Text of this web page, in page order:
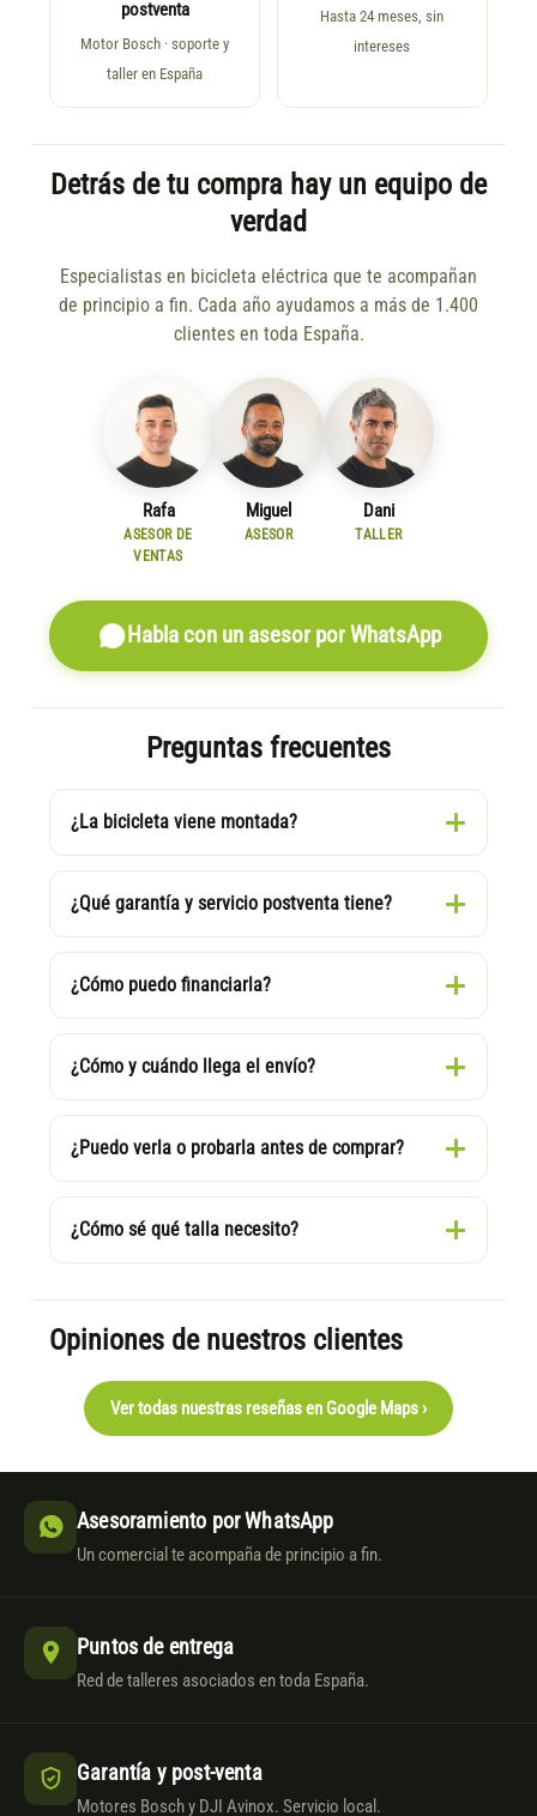
postventa
Motor Bosch · soporte y
taller en España
Hasta 24 meses, sin
intereses
Detrás de tu compra hay un equipo de
verdad
Especialistas en bicicleta eléctrica que te acompañan
de principio a fin. Cada año ayudamos a más de 1.400
clientes en toda España.
Rafa
ASESOR DE
VENTAS
Miguel
ASESOR
Dani
TALLER
Habla con un asesor por WhatsApp
Preguntas frecuentes
¿La bicicleta viene montada?
¿Qué garantía y servicio postventa tiene?
¿Cómo puedo financiarla?
¿Cómo y cuándo llega el envío?
¿Puedo verla o probarla antes de comprar?
¿Cómo sé qué talla necesito?
Opiniones de nuestros clientes
Ver todas nuestras reseñas en Google Maps ›
Asesoramiento por WhatsApp
Un comercial te acompaña de principio a fin.
Puntos de entrega
Red de talleres asociados en toda España.
Garantía y post-venta
Motores Bosch y DJI Avinox. Servicio local.